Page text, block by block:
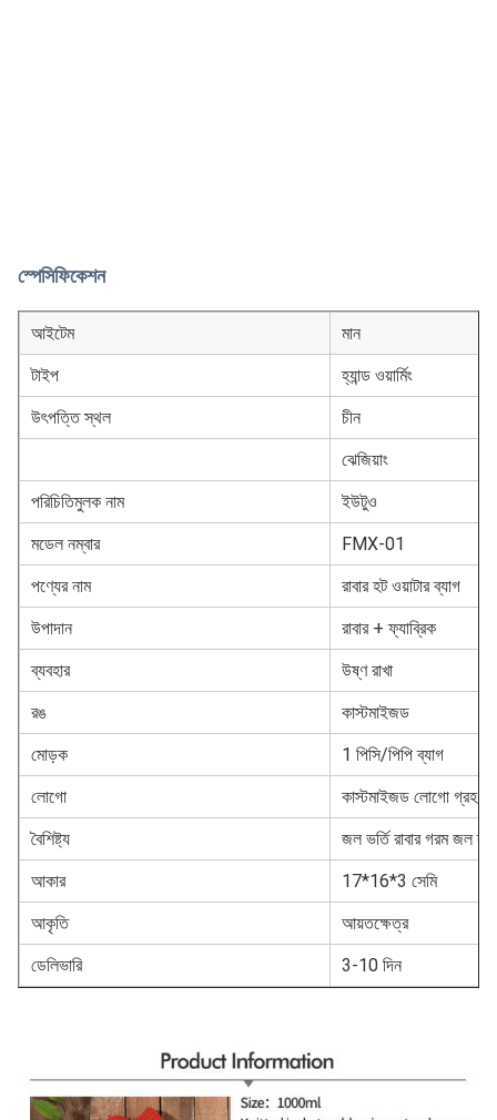
স্পেসিফিকেশন
আইটেম
মান
টাইপ
হ্যান্ড ওয়ার্মিং
উৎপত্তি স্থল
চীন
ঝেজিয়াং
পরিচিতিমুলক নাম
ইউটুও
মডেল নম্বার
FMX-01
পণ্যের নাম
রাবার হট ওয়াটার ব্যাগ
উপাদান
রাবার + ফ্যাব্রিক
ব্যবহার
উষ্ণ রাখা
রঙ
কাস্টমাইজড
মোড়ক
1 পিসি/পিপি ব্যাগ
লোগো
কাস্টমাইজড লোগো গ্রহণ
বৈশিষ্ট্য
জল ভর্তি রাবার গরম জল
আকার
17*16*3 সেমি
আকৃতি
আয়তক্ষেত্র
ডেলিভারি
3-10 দিন